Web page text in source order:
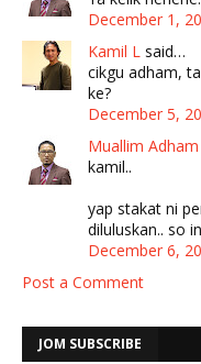
December 1,
Kamil L said…
cikgu adham,
ke?
December 5,
Muallim Adham
kamil..
yap stakat ni
diluluskan.. so
December 6,
Post a Comment
JOM SUBSCRIBE